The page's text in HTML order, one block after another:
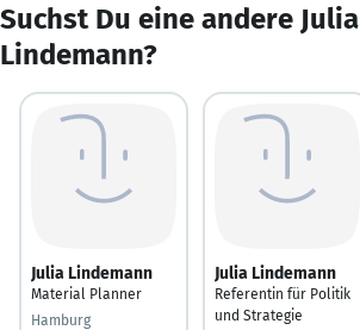
Suchst Du eine andere Julia
Lindemann?
Julia Lindemann
Material Planner
Hamburg
Julia Lindemann
Referentin für Politik
und Strategie